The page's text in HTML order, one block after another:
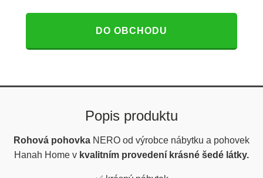
DO OBCHODU
Popis produktu
Rohová pohovka NERO od výrobce nábytku a pohovek
Hanah Home v kvalitním provedení krásné šedé látky.